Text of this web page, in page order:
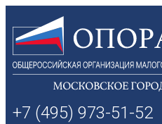
+7 (495) 973-51-52